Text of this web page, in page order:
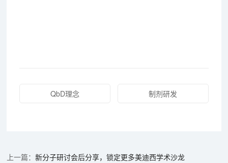
QbD理念 制剂研发
新分子研讨会后分享，锁定更多美迪西学术沙龙